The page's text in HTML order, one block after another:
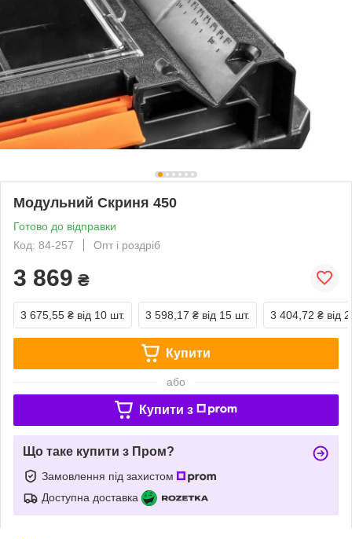
Модульний Скриня 450
Готово до відправки
Код: 84-257
Опт і роздріб
3 869 ₴
3 675,55 ₴ від 10 шт. 3 598,17 ₴ від 15 шт. 3 404,72 ₴ від
Купити
або
Купити з
Що таке купити з Пром?
Замовлення під захистом
Доступна доставка